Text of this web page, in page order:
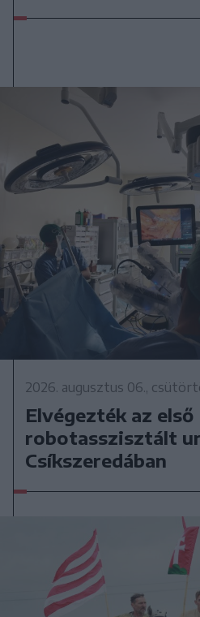
2026. augusztus 06.,
Elvégezték az első
robotasszisztált
Csíkszeredában